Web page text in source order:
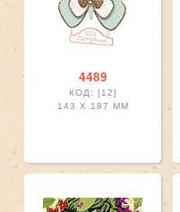
Коробка с лентой filter
сборная filter
4489
КОД: [12]
143 X
187 ММ